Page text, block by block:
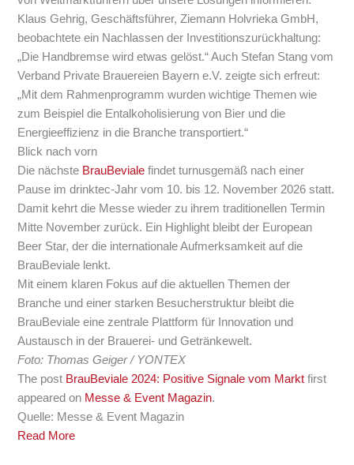
Klaus Gehrig, Geschäftsführer, Ziemann Holvrieka GmbH,
beobachtete ein Nachlassen der Investitionszurückhaltung:
„Die Handbremse wird etwas gelöst.“ Auch Stefan Stang vom
Verband Private Brauereien Bayern e.V. zeigte sich erfreut:
„Mit dem Rahmenprogramm wurden wichtige Themen wie
zum Beispiel die Entalkoholisierung von Bier und die
Energieeffizienz in die Branche transportiert.“
Blick nach vorn
Die nächste BrauBeviale findet turnusgemäß nach einer
Pause im drinktec-Jahr vom 10. bis 12. November 2026 statt.
Damit kehrt die Messe wieder zu ihrem traditionellen Termin
Mitte November zurück. Ein Highlight bleibt der European
Beer Star, der die internationale Aufmerksamkeit auf die
BrauBeviale lenkt.
Mit einem klaren Fokus auf die aktuellen Themen der
Branche und einer starken Besucherstruktur bleibt die
BrauBeviale eine zentrale Plattform für Innovation und
Austausch in der Brauerei- und Getränkewelt.
Foto: Thomas Geiger / YONTEX
The post BrauBeviale 2024: Positive Signale vom Markt first
appeared on Messe & Event Magazin.
Quelle: Messe & Event Magazin
Read More